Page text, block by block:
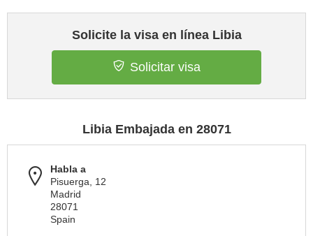
Solicite la visa en línea Libia
Solicitar visa
Libia Embajada en 28071
Habla a
Pisuerga, 12
Madrid
28071
Spain